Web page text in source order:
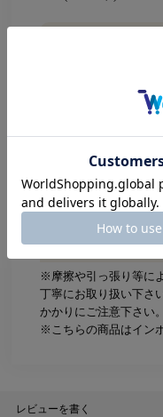
約12号(前開きで若干
リボンモチーフ：約
ビジュー直径：0.2cm
ニッケルフリー加工
ATTENTION
※摩擦や引っ張り等に
丁寧にお取り扱い下さ
かかりにご注意下さい。
※こちらの商品はイン
レビューを書く